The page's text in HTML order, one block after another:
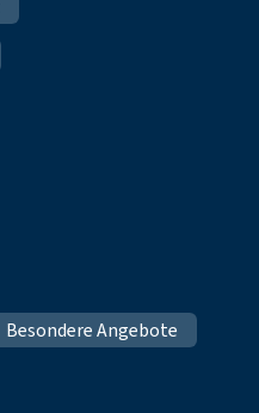
Besondere Angebote